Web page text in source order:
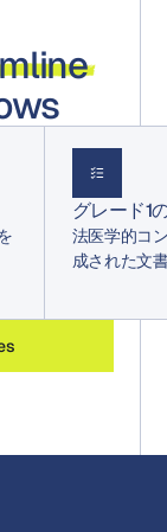
グレード1
法医学的コ
成された文